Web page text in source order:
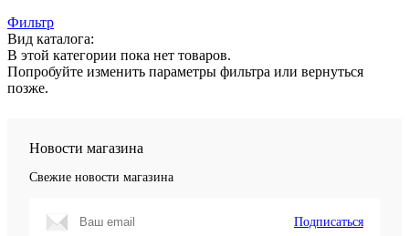
Фильтр
Вид каталога:
В этой категории пока нет товаров.
Попробуйте изменить параметры фильтра или вернуться
позже.
Новости магазина
Свежие новости магазина
Подписаться